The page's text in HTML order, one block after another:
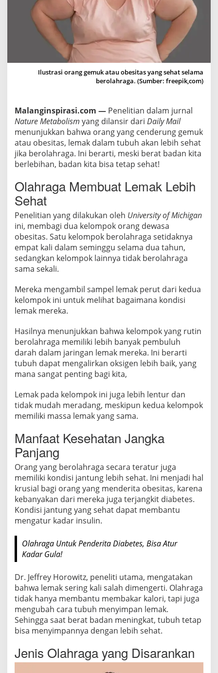
a
k
n
B
o
l
h
G
e
m
u
k
s
S
e
h
I
n
a
r
a
n
y
Ilustrasi orang gemuk atau obesitas yang sehat selama
berolahraga. (Sumber: freepik,com)
Malanginspirasi.com — Penelitian dalam jurnal
Nature Metabolism yang dilansir dari Daily Mail
menunjukkan bahwa orang yang cenderung gemuk
atau obesitas, lemak dalam tubuh akan lebih sehat
jika berolahraga. Ini berarti, meski berat badan kita
berlebihan, badan kita bisa tetap sehat!
Olahraga Membuat Lemak Lebih
Sehat
Penelitian yang dilakukan oleh University of Michigan
ini, membagi dua kelompok orang dewasa
obesitas. Satu kelompok berolahraga setidaknya
empat kali dalam seminggu selama dua tahun,
sedangkan kelompok lainnya tidak berolahraga
sama sekali.
Mereka mengambil sampel lemak perut dari kedua
kelompok ini untuk melihat bagaimana kondisi
lemak mereka.
Hasilnya menunjukkan bahwa kelompok yang rutin
berolahraga memiliki lebih banyak pembuluh
darah dalam jaringan lemak mereka. Ini berarti
tubuh dapat mengalirkan oksigen lebih baik, yang
mana sangat penting bagi kita,
Lemak pada kelompok ini juga lebih lentur dan
tidak mudah meradang, meskipun kedua kelompok
memiliki massa lemak yang sama.
Manfaat Kesehatan Jangka
Panjang
Orang yang berolahraga secara teratur juga
memiliki kondisi jantung lebih sehat. Ini menjadi hal
krusial bagi orang yang menderita obesitas, karena
kebanyakan dari mereka juga terjangkit diabetes.
Kondisi jantung yang sehat dapat membantu
mengatur kadar insulin.
Olahraga Untuk Penderita Diabetes, Bisa Atur
Kadar Gula!
Dr. Jeffrey Horowitz, peneliti utama, mengatakan
bahwa lemak sering kali salah dimengerti. Olahraga
tidak hanya membantu membakar kalori, tapi juga
mengubah cara tubuh menyimpan lemak.
Sehingga saat berat badan meningkat, tubuh tetap
bisa menyimpannya dengan lebih sehat.
Jenis Olahraga yang Disarankan